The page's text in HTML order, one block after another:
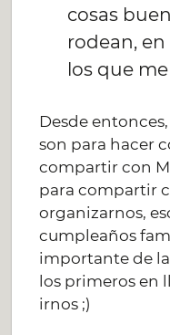
cosas
rodean,
los que
Desde
son para hacer
compartir con
para compartir
organizarnos,
cumpleaños
importante de
los primeros en
irnos ;)